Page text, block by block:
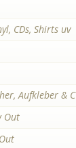
CDs, Shirts uv
Aufkleber & C
Out